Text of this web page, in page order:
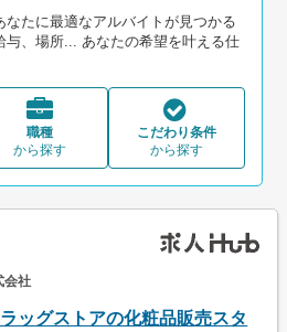
たに最適なアルバイトが見つかる
与、場所... あなたの希望を叶える仕
職種
から探す
こだわり条件
から探す
会社
ラッグストアの化粧品販売スタ